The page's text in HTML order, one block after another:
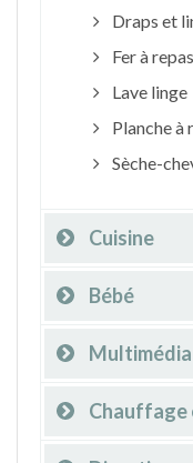
Draps et
Fer à
Lave linge
Planche à
Sèche-
Cuisine
Bébé
Multimédia
Chauffage